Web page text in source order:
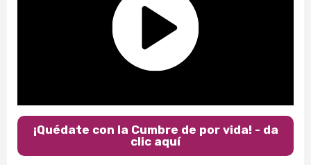
¡Quédate con la Cumbre de por vida! - da
clic aquí